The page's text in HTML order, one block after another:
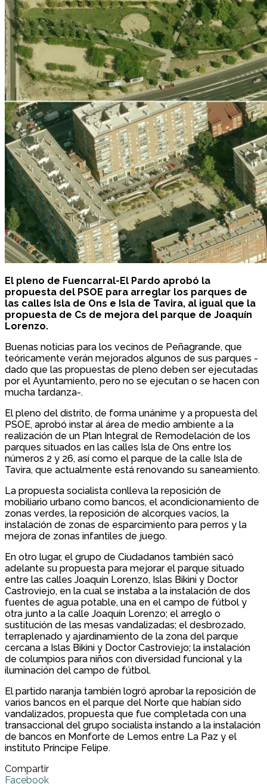
El pleno de Fuencarral-El Pardo aprobó la
propuesta del PSOE para arreglar los parques de
las calles Isla de Ons e Isla de Tavira, al igual que la
propuesta de Cs de mejora del parque de Joaquín
Lorenzo.
Buenas noticias para los vecinos de Peñagrande, que
teóricamente verán mejorados algunos de sus parques -
dado que las propuestas de pleno deben ser ejecutadas
por el Ayuntamiento, pero no se ejecutan o se hacen con
mucha tardanza-.
El pleno del distrito, de forma unánime y a propuesta del
PSOE, aprobó instar al área de medio ambiente a la
realización de un Plan Integral de Remodelación de los
parques situados en las calles Isla de Ons entre los
números 2 y 26, así como el parque de la calle Isla de
Tavira, que actualmente está renovando su saneamiento.
La propuesta socialista conlleva la reposición de
mobiliario urbano como bancos, el acondicionamiento de
zonas verdes, la reposición de alcorques vacíos, la
instalación de zonas de esparcimiento para perros y la
mejora de zonas infantiles de juego.
En otro lugar, el grupo de Ciudadanos también sacó
adelante su propuesta para mejorar el parque situado
entre las calles Joaquín Lorenzo, Islas Bikini y Doctor
Castroviejo, en la cual se instaba a la instalación de dos
fuentes de agua potable, una en el campo de fútbol y
otra junto a la calle Joaquín Lorenzo; el arreglo o
sustitución de las mesas vandalizadas; el desbrozado,
terraplenado y ajardinamiento de la zona del parque
cercana a Islas Bikini y Doctor Castroviejo; la instalación
de columpios para niños con diversidad funcional y la
iluminación del campo de fútbol.
El partido naranja también logró aprobar la reposición de
varios bancos en el parque del Norte que habían sido
vandalizados, propuesta que fue completada con una
transaccional del grupo socialista instando a la instalación
de bancos en Monforte de Lemos entre La Paz y el
instituto Príncipe Felipe.
Compartir
Facebook